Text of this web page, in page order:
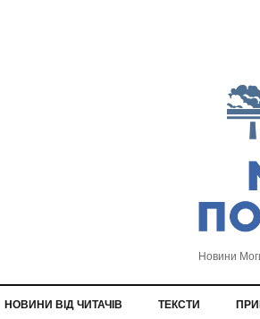
Новини
НОВИНИ ВІД ЧИТАЧІВ ТЕКСТИ